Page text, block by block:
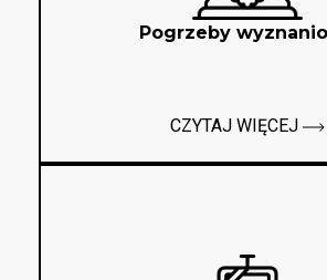
Pogrzeby
CZYTAJ WIĘCEJ